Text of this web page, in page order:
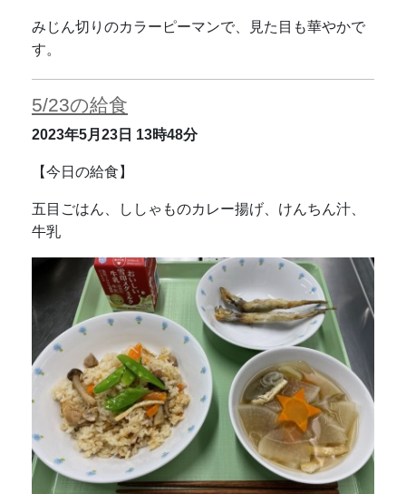
みじん切りのカラーピーマンで、見た目も華やかで
す。
5/23の給食
2023年5月23日 13時48分
【今日の給食】
五目ごはん、ししゃものカレー揚げ、けんちん汁、
牛乳